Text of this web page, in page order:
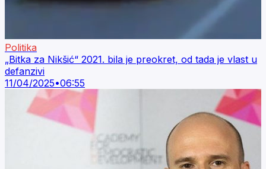
Politika
„Bitka za Nikšić“ 2021. bila je preokret, od tada je vlast u
defanzivi
11/04/2025•06:55